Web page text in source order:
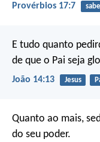
Provérbios 17:7
E tudo quanto
de que o Pai seja
João 14:13 Jesus
Quanto ao mais,
do seu poder.